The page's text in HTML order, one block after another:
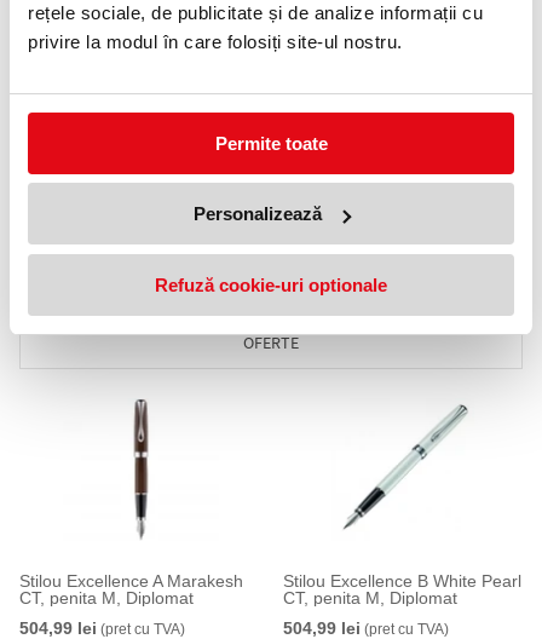
rețele sociale, de publicitate și de analize informații cu
privire la modul în care folosiți site-ul nostru.
Permite toate
Personalizează
Refuză cookie-uri optionale
Stainless Steel Diplomat
Stilou Traveller Black Lacquer,
Anunta-ma cand revine in stoc
NOUTATI
OFERTE
Stilou Excellence A Marakesh
CT, penita M, Diplomat
504,99 lei (pret cu TVA)
Stilou Excellence B White Pearl
CT, penita M, Diplomat
504,99 lei (pret cu TVA)